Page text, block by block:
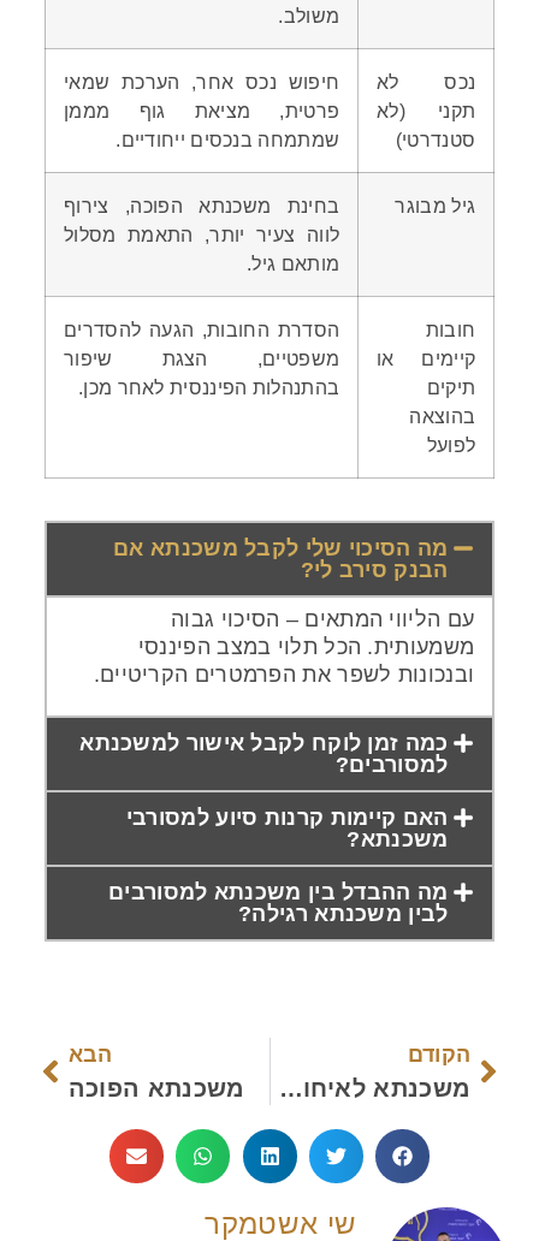
משולב.
נכס לא
תקני (לא
סטנדרטי)
חיפוש נכס אחר, הערכת שמאי
פרטית, מציאת גוף מממן
שמתמחה בנכסים ייחודיים.
גיל מבוגר
בחינת משכנתא הפוכה, צירוף
לווה צעיר יותר, התאמת מסלול
מותאם גיל.
חובות
קיימים או
תיקים
בהוצאה
לפועל
הסדרת החובות, הגעה להסדרים
משפטיים, הצגת שיפור
בהתנהלות הפיננסית לאחר מכן.
מה הסיכוי שלי לקבל משכנתא אם
הבנק סירב לי?
עם הליווי המתאים – הסיכוי גבוה
משמעותית. הכל תלוי במצב הפיננסי
ובנכונות לשפר את הפרמטרים הקריטיים.
כמה זמן לוקח לקבל אישור למשכנתא
למסורבים?
האם קיימות קרנות סיוע למסורבי
משכנתא?
מה ההבדל בין משכנתא למסורבים
לבין משכנתא רגילה?
הקודם
משכנתא לאיחוד הלוואות
הבא
משכנתא הפוכה
שי אשטמקר